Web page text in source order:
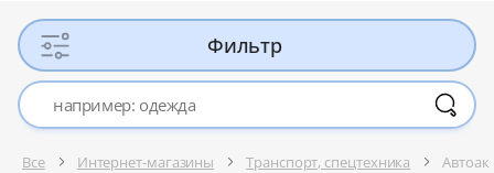
Фильтр
Все Интернет-магазины Транспорт, спецтехника